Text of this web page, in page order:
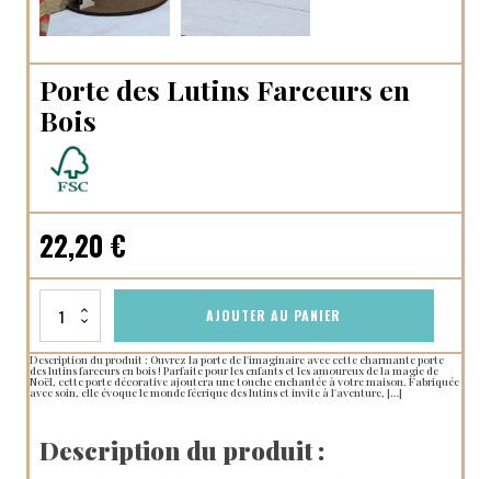
Porte des Lutins Farceurs en
Bois
22,20 €
quantité
Porte
des
Lutins
Bois
AJOUTER AU PANIER
Description du produit : Ouvrez la porte de l'imaginaire avec cette charmante porte
des lutins farceurs en bois ! Parfaite pour les enfants et les amoureux de la magie de
Noël, cette porte décorative ajoutera une touche enchantée à votre maison. Fabriquée
avec soin, elle évoque le monde féerique des lutins et invite à l'aventure, […]
Description du produit :